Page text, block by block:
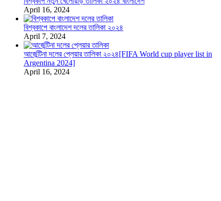
April 16, 2024
বিশ্বকাপে বাংলাদেশ দলের তালিকা ২০২৪
April 7, 2024
আর্জেন্টিনা দলের প্লেয়ার তালিকা ২০২৪[FIFA World cup player list in
Argentina 2024]
April 16, 2024